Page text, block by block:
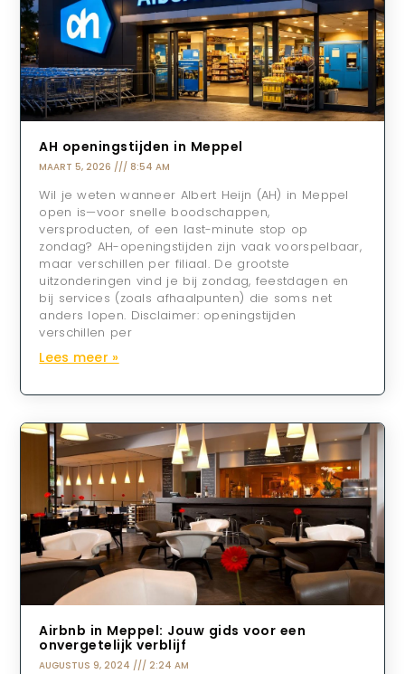
AH openingstijden in Meppel
MAART 5, 2026 8:54 AM
Wil je weten wanneer Albert Heijn (AH) in Meppel
open is—voor snelle boodschappen,
versproducten, of een last-minute stop op
zondag? AH-openingstijden zijn vaak voorspelbaar,
maar verschillen per filiaal. De grootste
uitzonderingen vind je bij zondag, feestdagen en
bij services (zoals afhaalpunten) die soms net
anders lopen. Disclaimer: openingstijden
verschillen per
Lees meer »
Airbnb in Meppel: Jouw gids voor een
onvergetelijk verblijf
AUGUSTUS 9, 2024 2:24 AM